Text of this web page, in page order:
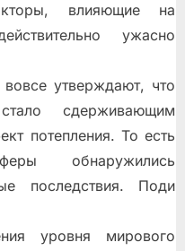
влияющие на
ужасно
утверждают, что
сдерживающим
потепления. То есть
обнаружились
последствия. Поди
уровня мирового